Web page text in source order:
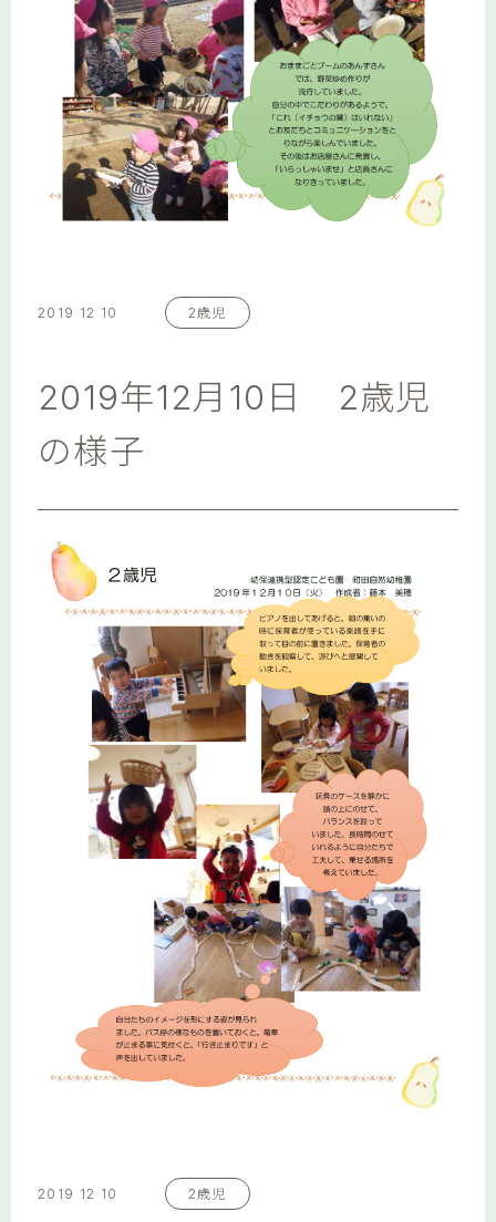
2019 12 10 2歳児
2019年12月10日 2歳児
の様子
2019 12 10 2歳児